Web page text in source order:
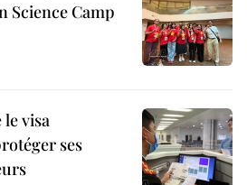
Science Camp
le visa
ses